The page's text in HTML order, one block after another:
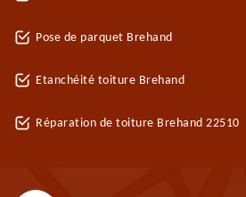
Pose de parquet Brehand
Etanchéité toiture Brehand
Réparation de toiture Brehand 22510